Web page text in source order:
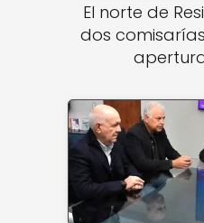
El norte de
dos